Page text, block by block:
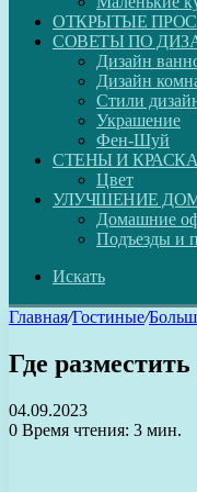
ОТКРЫТЫЕ
СОВЕТЫ ПО
Дизайн
Дизайн
Стили
Украшение
Фен-Шуй
СТЕНЫ И КРАСКА
Цвет
УЛУЧШЕНИЕ
Домашние
Подъезды и
Искать
Главная/Гостиные/
Где
04.09.2023
0 Время чтения: 3 мин.